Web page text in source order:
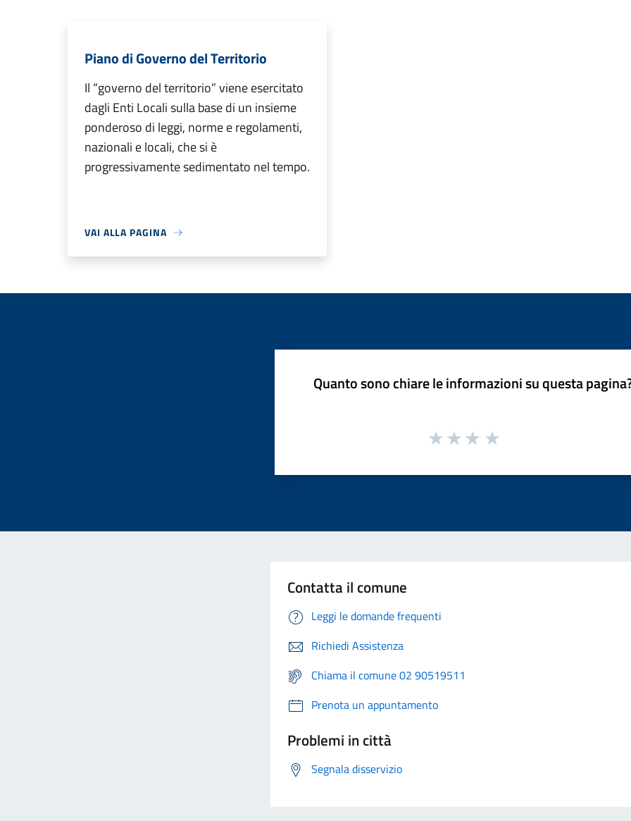
Piano di Governo del Territorio
Il “governo del territorio” viene esercitato
dagli Enti Locali sulla base di un insieme
ponderoso di leggi, norme e regolamenti,
nazionali e locali, che si è
progressivamente sedimentato nel tempo.
VAI ALLA PAGINA
Quanto sono chiare le informazioni su questa
Contatta il comune
Leggi le domande frequenti
Richiedi Assistenza
Chiama il comune 02 90519511
Prenota un appuntamento
Problemi in città
Segnala disservizio